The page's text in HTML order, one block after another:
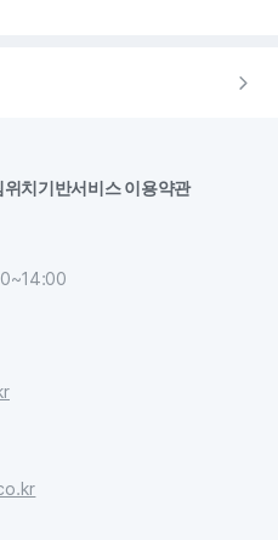
위치기반서비스 이용약관